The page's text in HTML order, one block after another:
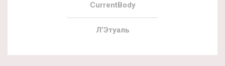
CurrentBody
Л’Этуаль